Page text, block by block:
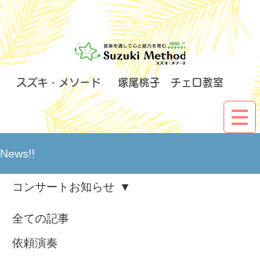
​スズキ・メソード 塚尾桃子 チェロ教室
News!!
全ての記事
依頼演奏
コンサートお知らせ